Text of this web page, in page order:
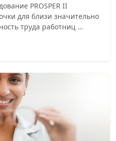
PROSPER II
для близи значительно
труда работниц …